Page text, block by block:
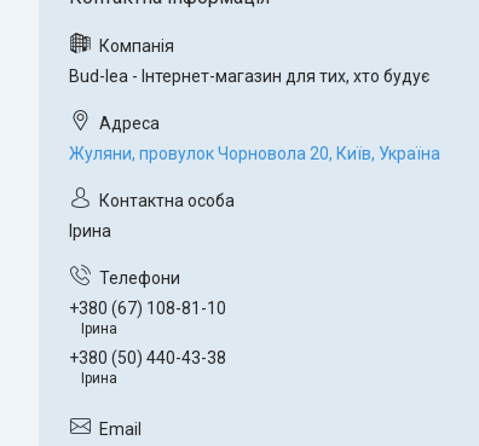
Bud-lea - Інтернет-магазин для тих, хто будує
Жуляни, провулок Чорновола 20, Київ, Україна
Ірина
+380 (67) 108-81-10
Ірина
+380 (50) 440-43-38
Ірина